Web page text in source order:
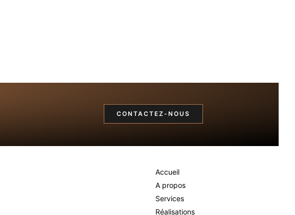
CONTACTEZ-NOUS
Accueil
A propos
Services
Réalisations